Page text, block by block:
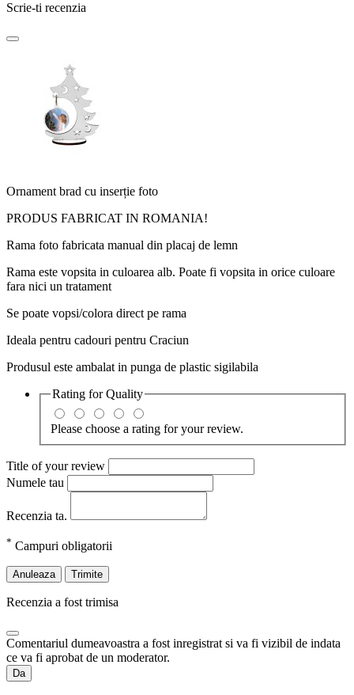
Scrie-ti recenzia
Ornament brad cu inserție foto
PRODUS FABRICAT IN ROMANIA!
Rama foto fabricata manual din placaj de lemn
Rama este vopsita in culoarea alb. Poate fi vopsita in orice culoare
fara nici un tratament
Se poate vopsi/colora direct pe rama
Ideala pentru cadouri pentru Craciun
Produsul este ambalat in punga de plastic sigilabila
Rating forQuality
Please choose a rating for your review.
Title of your review
Numele tau
Recenzia ta.
* Campuri obligatorii
Anuleaza Trimite
Recenzia a fost trimisa
Comentariul dumeavoastra a fost inregistrat si va fi vizibil de indata
ce va fi aprobat de un moderator.
Da